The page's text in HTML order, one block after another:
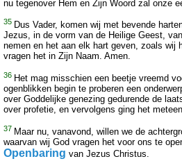
nu tegenover Hem en Zijn Woord zal onze
35 Dus Vader, komen wij met bevende
Jezus, in de vorm van de Heilige Geest,
nemen en het aan elk hart geven, zoals wij
vragen het in Zijn Naam. Amen.
36 Het mag misschien een beetje vreemd
ogenblikken begin te proberen een
over Goddelijke genezing gedurende de
over profetie, en vervolgens ging het
37 Maar nu, vanavond, willen we de
waarvan wij God vragen het voor ons te
Openbaring van Jezus Christus.